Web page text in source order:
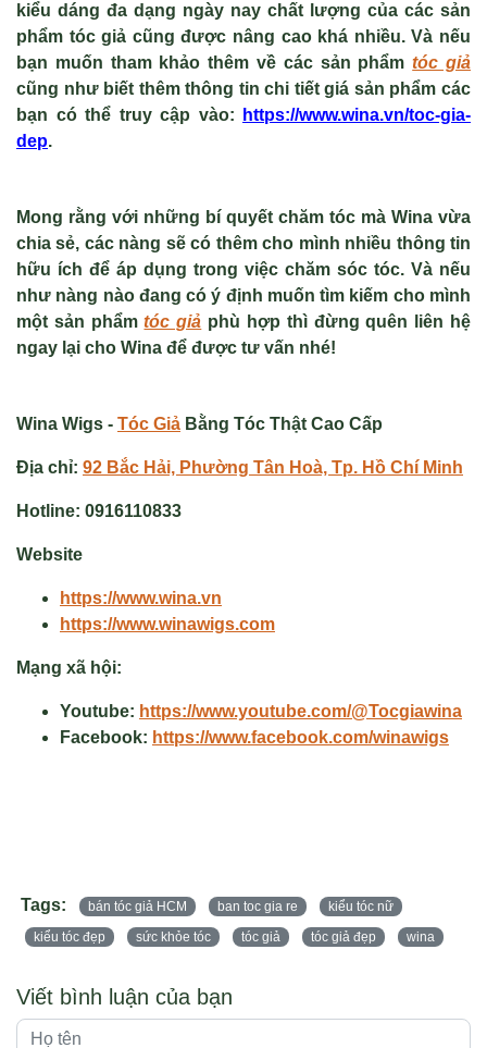
kiểu dáng đa dạng ngày nay chất lượng của các sản
phẩm tóc giả cũng được nâng cao khá nhiều. Và nếu
bạn muốn tham khảo thêm về các sản phẩmtóc giả
cũng như biết thêm thông tin chi tiết giá sản phẩm các
bạn có thể truy cập vào:
https://www.wina.vn/toc-gia-
dep.
Mong rằng với những bí quyết chăm tóc mà Wina vừa
chia sẻ, các nàng sẽ có thêm cho mình nhiều thông tin
hữu ích để áp dụng trong việc chăm sóc tóc. Và nếu
như nàng nào đang có ý định muốn tìm kiếm cho mình
một sản phẩmtóc giả phù hợp thì đừng quên liên hệ
ngay lại cho Wina để được tư vấn nhé!
Wina Wigs - Tóc Giả Bằng Tóc Thật Cao Cấp
Địa chỉ: 92 Bắc Hải, Phường Tân Hoà, Tp. Hồ Chí Minh
Hotline: 0916110833
Website
https://www.wina.vn
https://www.winawigs.com
Mạng xã hội:
Youtube: https://www.youtube.com/@Tocgiawina
Facebook: https://www.facebook.com/winawigs
Tags: bán tóc giả HCM ban toc gia re
kiểu tóc nữ
kiểu tóc đẹp
sức khỏe tóc tóc giả tóc giả đẹp wina
Viết bình luận của bạn